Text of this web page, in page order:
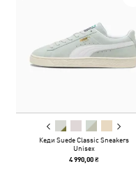
Кеди Suede Classic Sneakers
Unisex
4 990,00 ₴